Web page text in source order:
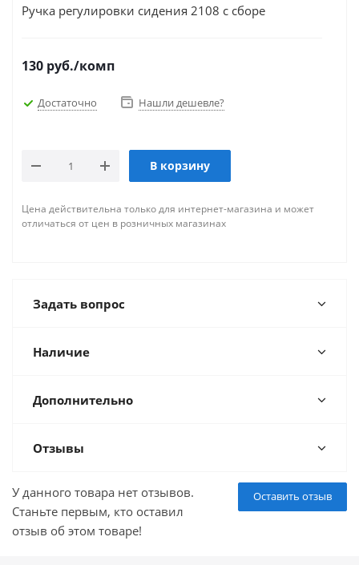
Ручка регулировки сидения 2108 с сборе
130 руб./комп
Достаточно Нашли дешевле?
В корзину
Цена действительна только для интернет-магазина и может
отличаться от цен в розничных магазинах
Задать вопрос
Наличие
Дополнительно
Отзывы
Оставить отзыв
У данного товара нет отзывов.
Станьте первым, кто оставил
отзыв об этом товаре!